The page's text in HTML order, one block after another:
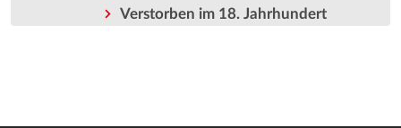
Verstorben im 18. Jahrhundert